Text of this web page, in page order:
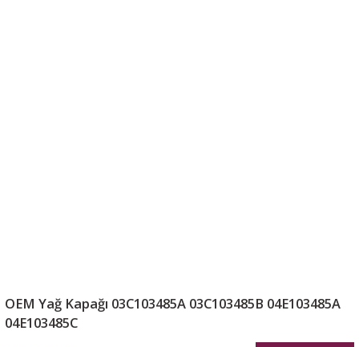
OEM Yağ Kapağı 03C103485A 03C103485B 04E103485A
04E103485C